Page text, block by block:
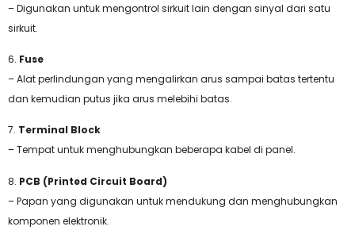
– Digunakan untuk mengontrol sirkuit lain dengan sinyal dari satu
sirkuit.
6. Fuse
– Alat perlindungan yang mengalirkan arus sampai batas tertentu
dan kemudian putus jika arus melebihi batas.
7. Terminal Block
– Tempat untuk menghubungkan beberapa kabel di panel.
8. PCB (Printed Circuit Board)
– Papan yang digunakan untuk mendukung dan menghubungkan
komponen elektronik.